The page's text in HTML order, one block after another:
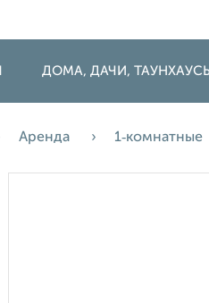
ДОМА, ДАЧИ,
Аренда 1‑комнатные